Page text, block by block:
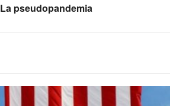
La pseudopandemia